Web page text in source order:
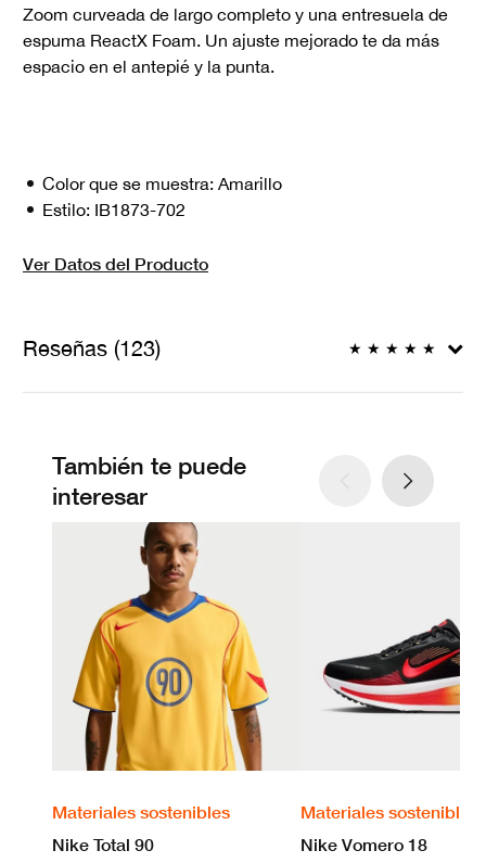
Zoom curveada de largo completo y una entresuela de
espuma ReactX Foam. Un ajuste mejorado te da más
espacio en el antepié y la punta.
Color que se muestra: Amarillo
Estilo: IB1873-702
Ver Datos del Producto
Reseñas (123) ★ ★ ★ ★ ★
También te puede
interesar
Materiales sostenibles
Nike Total 90
Materiales sostenibles
Nike Vomero 18